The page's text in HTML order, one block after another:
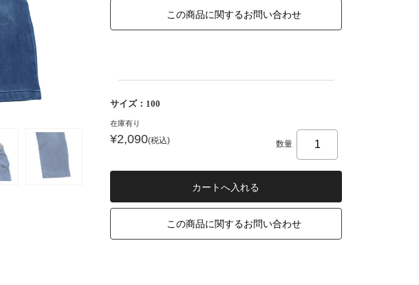
この商品に関するお問い合わせ
サイズ：100
在庫有り
¥2,090(税込) 数量
この商品に関するお問い合わせ